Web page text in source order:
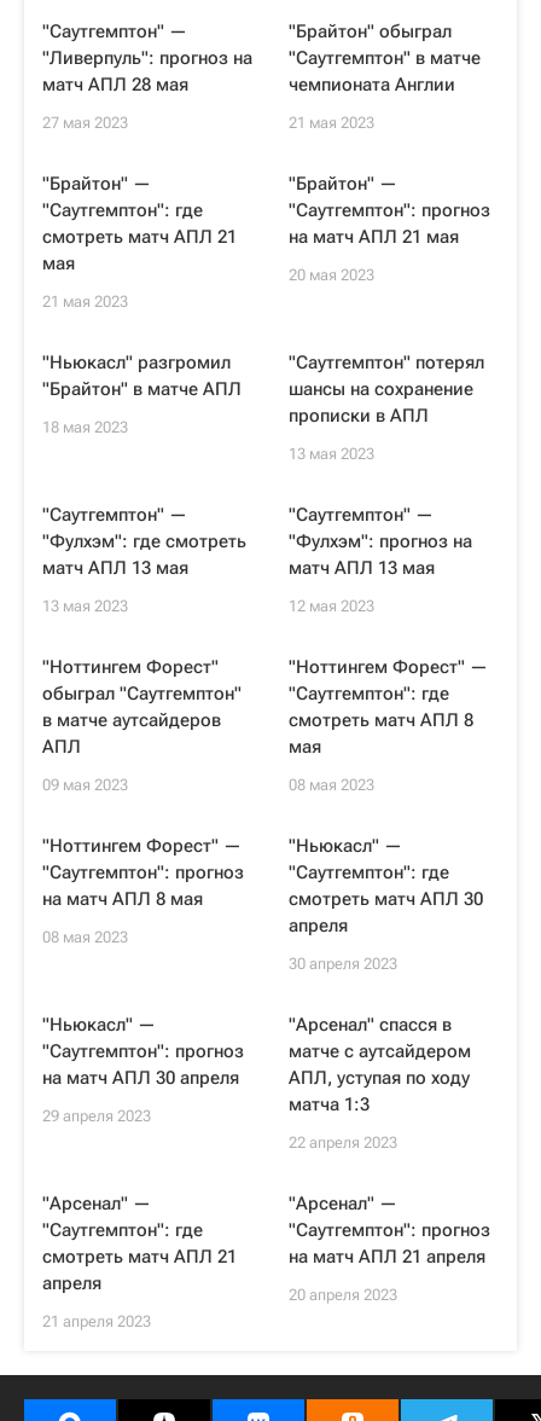
"Саутгемптон" —
"Ливерпуль": прогноз на
матч АПЛ 28 мая
27 мая 2023
"Брайтон" обыграл
"Саутгемптон" в матче
чемпионата Англии
21 мая 2023
"Брайтон" —
"Саутгемптон": где
смотреть матч АПЛ 21
мая
21 мая 2023
"Брайтон" —
"Саутгемптон": прогноз
на матч АПЛ 21 мая
20 мая 2023
"Ньюкасл" разгромил
"Брайтон" в матче АПЛ
18 мая 2023
"Саутгемптон" потерял
шансы на сохранение
прописки в АПЛ
13 мая 2023
"Саутгемптон" —
"Фулхэм": где смотреть
матч АПЛ 13 мая
13 мая 2023
"Саутгемптон" —
"Фулхэм": прогноз на
матч АПЛ 13 мая
12 мая 2023
"Ноттингем Форест"
обыграл "Саутгемптон"
в матче аутсайдеров
АПЛ
09 мая 2023
"Ноттингем Форест" —
"Саутгемптон": где
смотреть матч АПЛ 8
мая
08 мая 2023
"Ноттингем Форест" —
"Саутгемптон": прогноз
на матч АПЛ 8 мая
08 мая 2023
"Ньюкасл" —
"Саутгемптон": где
смотреть матч АПЛ 30
апреля
30 апреля 2023
"Ньюкасл" —
"Саутгемптон": прогноз
на матч АПЛ 30 апреля
29 апреля 2023
"Арсенал" спасся в
матче с аутсайдером
АПЛ, уступая по ходу
матча 1:3
22 апреля 2023
"Арсенал" —
"Саутгемптон": где
смотреть матч АПЛ 21
апреля
21 апреля 2023
"Арсенал" —
"Саутгемптон": прогноз
на матч АПЛ 21 апреля
20 апреля 2023